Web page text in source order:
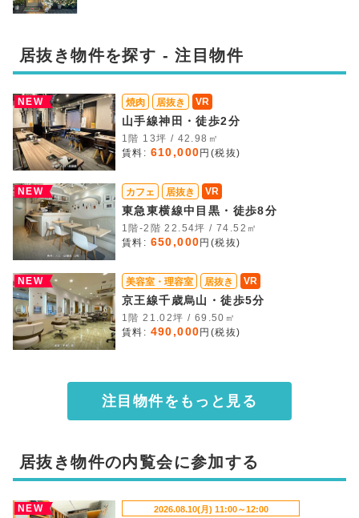
居抜き物件を探す - 注目物件
NEW 焼肉 居抜き VR
山手線神田・徒歩2分
1階 13坪 / 42.98㎡
賃料: 610,000 円(税抜)
NEW カフェ 居抜き VR
東急東横線中目黒・徒歩8分
1階-2階 22.54坪 / 74.52㎡
賃料: 650,000 円(税抜)
NEW 美容室・理容室 居抜き VR
京王線千歳烏山・徒歩5分
1階 21.02坪 / 69.50㎡
賃料: 490,000 円(税抜)
注目物件をもっと見る
居抜き物件の内覧会に参加する
NEW 2026.08.10(月) 11:00～12:00